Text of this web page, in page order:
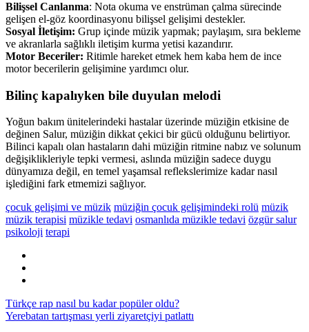
Bilişsel Canlanma: Nota okuma ve enstrüman çalma sürecinde
gelişen el-göz koordinasyonu bilişsel gelişimi destekler.
Sosyal İletişim: Grup içinde müzik yapmak; paylaşım, sıra bekleme
ve akranlarla sağlıklı iletişim kurma yetisi kazandırır.
Motor Beceriler: Ritimle hareket etmek hem kaba hem de ince
motor becerilerin gelişimine yardımcı olur.
Bilinç kapalıyken bile duyulan melodi
Yoğun bakım ünitelerindeki hastalar üzerinde müziğin etkisine de
değinen Salur, müziğin dikkat çekici bir gücü olduğunu belirtiyor.
Bilinci kapalı olan hastaların dahi müziğin ritmine nabız ve solunum
değişiklikleriyle tepki vermesi, aslında müziğin sadece duygu
dünyamıza değil, en temel yaşamsal reflekslerimize kadar nasıl
işlediğini fark etmemizi sağlıyor.
çocuk gelişimi ve müzik müziğin çocuk gelişimindeki rolü müzik
müzik terapisi müzikle tedavi osmanlıda müzikle tedavi özgür salur
psikoloji terapi
Türkçe rap nasıl bu kadar popüler oldu?
Yerebatan tartışması yerli ziyaretçiyi patlattı